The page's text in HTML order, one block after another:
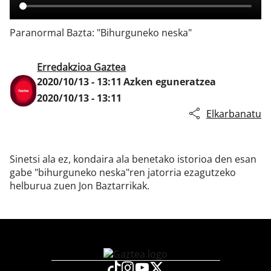
Paranormal Bazta: "Bihurguneko neska"
Erredakzioa Gaztea
2020/10/13 - 13:11 Azken eguneratzea
2020/10/13 - 13:11
Elkarbanatu
Sinetsi ala ez, kondaira ala benetako istorioa den esan
gabe "bihurguneko neska"ren jatorria ezagutzeko
helburua zuen Jon Baztarrikak.